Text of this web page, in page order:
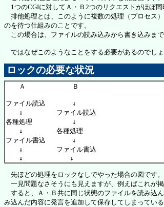
1つのCGIに対してＡ・Ｂ2つのリクエストがほぼ
排他処理とは、このように複数の処理（プロセス
のを待つ仕組みのことです。
この場合は、ファイルの読み込みから書き込みま
ではなぜこのようなことをする必要があるのでしょ
ロックの必要な状況
Ａ　　　　　　　Ｂ
ファイル読込　　　　↓
↓　　　　　ファイル読込
各種処理　　　　　　↓
↓　　　　　各種処理
ファイル書込　　　　↓
↓　　　　　ファイル書込
先ほどの処理をロックなしでやった場合の図です。
一見問題なさそうにも見えますが、例えばこれが
すると、Ａ・Ｂ共に同じ状態のファイルを読み込
み込んだ内容に発言を追加して保存してしまってい